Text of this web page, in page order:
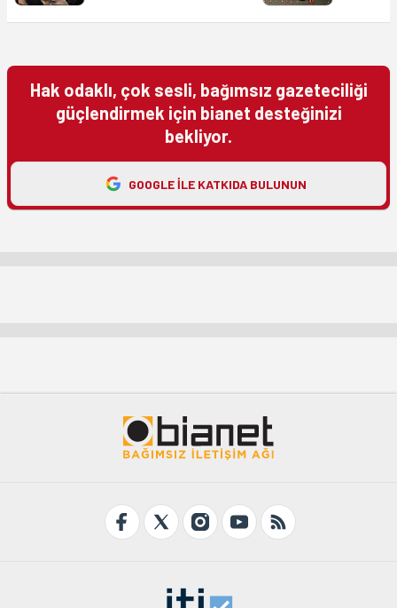
Hak odaklı, çok sesli, bağımsız gazeteciliği
güçlendirmek için bianet desteğinizi
bekliyor.
GOOGLE ILE KATKIDA BULUNUN